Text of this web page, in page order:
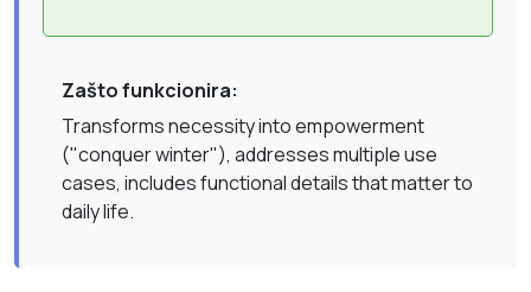
Zašto funkcionira:
Transforms necessity into empowerment
("conquer winter"), addresses multiple use
cases, includes functional details that matter to
daily life.